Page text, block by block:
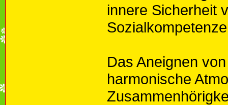
innere Sicherheit
Das Aneignen
harmonische